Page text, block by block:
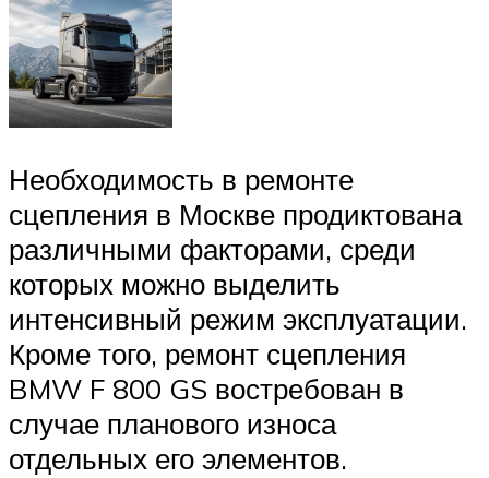
Необходимость в ремонте
сцепления в Москве продиктована
различными факторами, среди
которых можно выделить
интенсивный режим эксплуатации.
Кроме того, ремонт сцепления
BMW F 800 GS востребован в
случае планового износа
отдельных его элементов.